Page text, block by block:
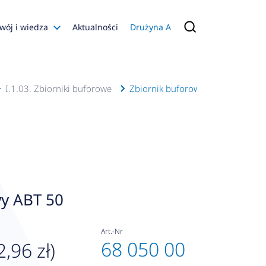
i wiedza
Konfiguratory
Aktualności Drużyna A
I.1.03. Zbiorniki buforowe Zbiornik buforowy ABT 50
ABT 50
zł)
Art.-Nr
68 050 00